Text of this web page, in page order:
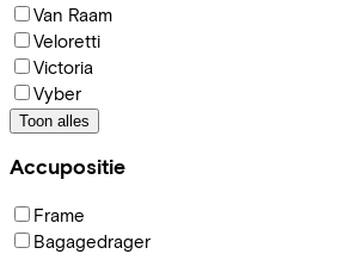
Van Raam
Veloretti
Victoria
Vyber
Toon alles
Accupositie
Frame
Bagagedrager